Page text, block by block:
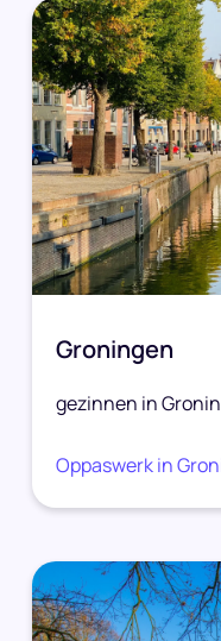
Groningen
gezinnen in
Oppaswerk in